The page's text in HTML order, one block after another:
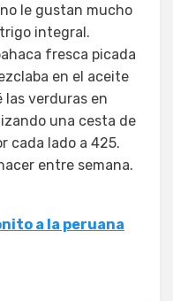
le gustan mucho
integral.
fresca picada
en el aceite
las verduras en
una cesta de
cada lado a 425.
entre semana.
a la peruana